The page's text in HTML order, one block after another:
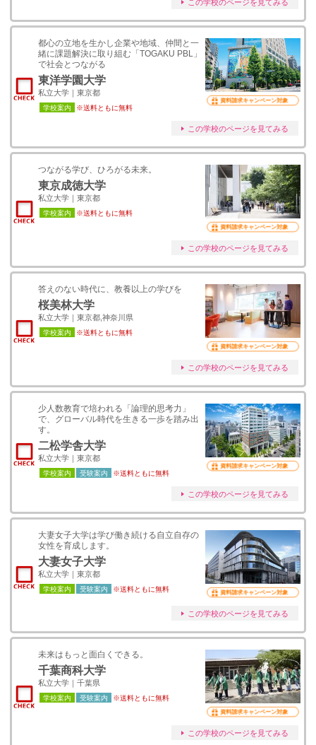
この学校のページを見てみる
都心の立地を生かし企業や地域、仲間と一
緒に課題解決に取り組む「TOGAKU PBL」
で社会とつながる
東洋学園大学
私立大学｜東京都
学校案内 ※送料ともに無料
資料請求キャンペーン対象
この学校のページを見てみる
つながる学び、ひろがる未来。
東京成徳大学
私立大学｜東京都
学校案内 ※送料ともに無料
資料請求キャンペーン対象
この学校のページを見てみる
答えのない時代に、教養以上の学びを
桜美林大学
私立大学｜東京都,神奈川県
学校案内 ※送料ともに無料
資料請求キャンペーン対象
この学校のページを見てみる
少人数教育で培われる「論理的思考力」
で、グローバル時代を生きる一歩を踏み出
す。
二松学舎大学
私立大学｜東京都
学校案内 受験案内 ※送料ともに無料
資料請求キャンペーン対象
この学校のページを見てみる
大妻女子大学は学び働き続ける自立自存の
女性を育成します。
大妻女子大学
私立大学｜東京都
学校案内 受験案内 ※送料ともに無料 資料請求キャンペーン対象
この学校のページを見てみる
未来はもっと面白くできる。
千葉商科大学
私立大学｜千葉県
学校案内 受験案内 ※送料ともに無料
資料請求キャンペーン対象
この学校のページを見てみる